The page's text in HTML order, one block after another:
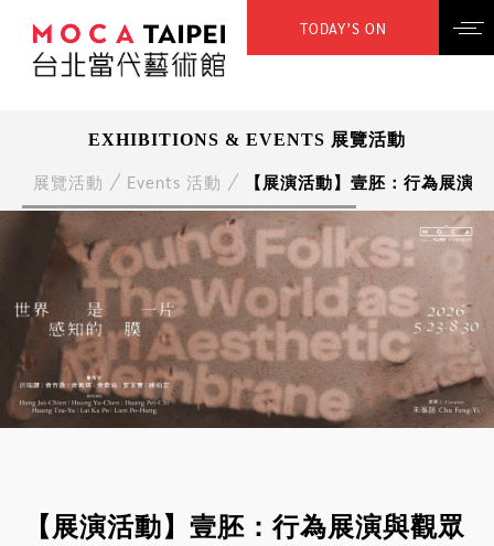
TODAY’S ON
EXHIBITIONS & EVENTS 展覽活動
展覽活動 Events 活動 【展演活動】壹胚：行為展演
【展演活動】壹胚：行為展演與觀眾